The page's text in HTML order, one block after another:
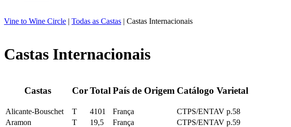
Vine to Wine Circle | Todas as Castas | Castas Internacionais
Castas Internacionais
Castas CorTotal País de Origem Catálogo Varietal
Alicante‑Bouschet T 4101 França
CTPS/ENTAV p.58
Aramon
T 19,5 França
CTPS/ENTAV p.59